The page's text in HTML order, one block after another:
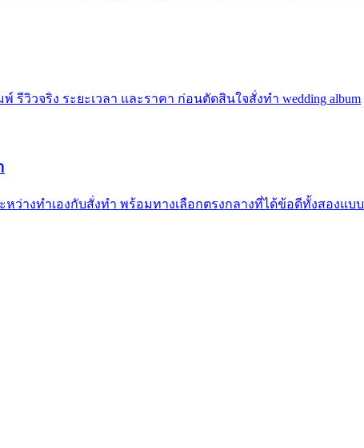
วจริง ระยะเวลา และราคา ก่อนตัดสินใจสั่งทำ wedding album
หว่างทำเองกับสั่งทำ พร้อมทางเลือกตรงกลางที่ได้ข้อดีทั้งสองแบบ